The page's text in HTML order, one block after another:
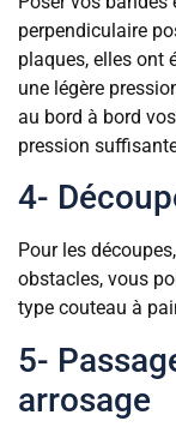
perpendiculaire
plaques, elles ont
une légère
au bord à bord
pression
4-
Pour les
obstacles, vous
type couteau à
5-
arrosage